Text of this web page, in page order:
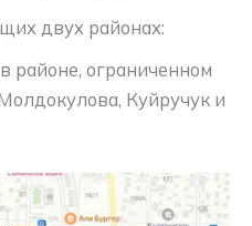
двух районах:
районе, ограниченном
Куйручук и